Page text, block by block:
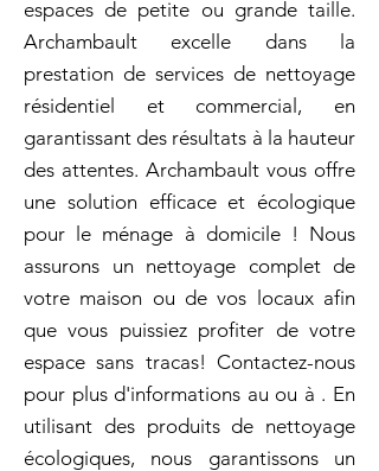
espaces de petite ou grande taille.
Archambault excelle dans la
prestation de services de nettoyage
résidentiel et commercial, en
garantissant des résultats à la hauteur
des attentes. Archambault vous offre
une solution efficace et écologique
pour le ménage à domicile ! Nous
assurons un nettoyage complet de
votre maison ou de vos locaux afin
que vous puissiez profiter de votre
espace sans tracas! Contactez-nous
pour plus d'informations au ou à . En
utilisant des produits de nettoyage
écologiques, nous garantissons un